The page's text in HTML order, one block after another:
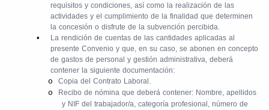
requisitos y condiciones, así como la realización de las
actividades y el cumplimiento de la finalidad que determinen
la concesión o disfrute de la subvención percibida.
•
La rendición de cuentas de las cantidades aplicadas al
presente Convenio y que, en su caso, se abonen en concepto
de gastos de personal y gestión administrativa, deberá
contener la siguiente documentación:
o Copia del Contrato Laboral.
o
Recibo de nómina que deberá contener: Nombre, apellidos
y NIF del trabajador/a, categoría profesional, número de